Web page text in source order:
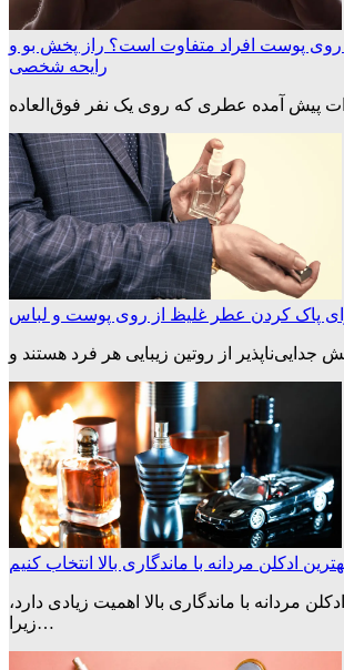
روی پوست افراد متفاوت است؟ راز پخش بو و
رایحه شخصی
پاک کردن عطر غلیظ از روی پوست و لباس
ادکلن مردانه با ماندگاری بالا انتخاب کنیم
مردانه با ماندگاری بالا اهمیت زیادی دارد،
زیرا…